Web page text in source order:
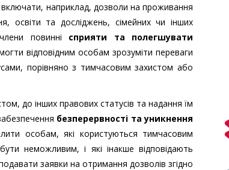
включати, наприклад, дозволи на проживання
освіти та досліджень, сімейних чи інших
повинні сприяти та полегшувати
відповідним особам зрозуміти переваги
порівняно з тимчасовим захистом або
до інших правових статусів та надання їм
безперервності та уникнення
особам, які користуються тимчасовим
неможливим, і які інакше відповідають
заявки на отримання дозволів згідно